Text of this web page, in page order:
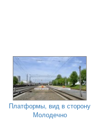
Платформы, вид в сторону
Молодечно